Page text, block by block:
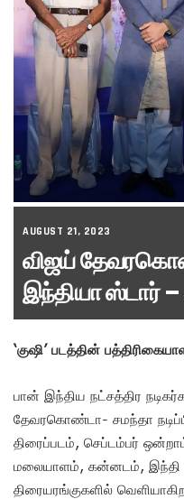
AUGUST 21, 2023
விஜய்
இந்தியா ஸ்டார் –
‘குஷி’ படத்தின்
பான் இந்திய நட்சத்திர
தேவரகொண்டா- சமந்தா
திரைப்படம், செப்டம்பர்
மலையாளம், கன்னடம், இந்தி
திரையரங்குகளில்